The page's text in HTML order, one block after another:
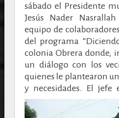
sábado el Presidente
Jesús Nader
equipo de
del programa
colonia Obrera donde,
un diálogo con los
quienes le plantearon
y necesidades. El jefe